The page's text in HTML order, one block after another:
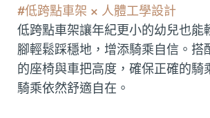
#低跨點車架 × 人體工學設計
低跨點車架讓年紀更小的幼兒也能
腳輕鬆踩穩地，增添騎乘自信。搭
的座椅與車把高度，確保正確的騎
騎乘依然舒適自在。